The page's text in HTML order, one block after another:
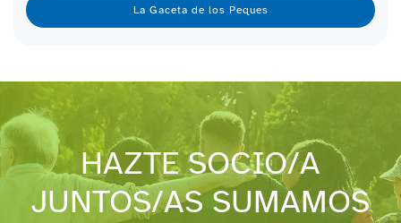
La Gaceta de los Peques
HAZTE SOCIO/A
JUNTOS/AS SUMAMOS